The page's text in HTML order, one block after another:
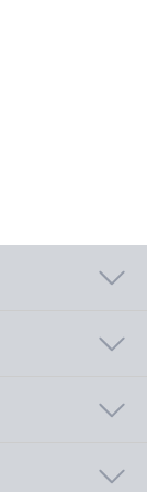
す。